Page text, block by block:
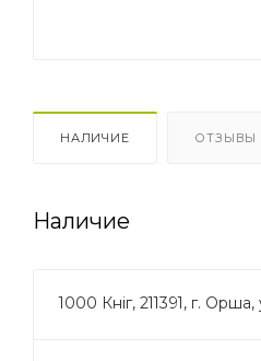
НАЛИЧИЕ ОТЗЫВЫ
Наличие
1000 Кніг, 211391, г.